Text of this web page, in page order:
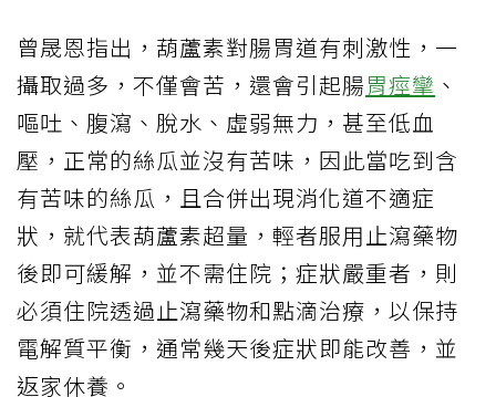
曾晟恩指出，葫蘆素對腸胃道有刺激性，一
攝取過多，不僅會苦，還會引起腸胃痙攣 、
嘔吐、腹瀉、脫水、虛弱無力，甚至低血
壓，正常的絲瓜並沒有苦味，因此當吃到含
有苦味的絲瓜，且合併出現消化道不適症
狀，就代表葫蘆素超量，輕者服用止瀉藥物
後即可緩解，並不需住院；症狀嚴重者，則
必須住院透過止瀉藥物和點滴治療，以保持
電解質平衡，通常幾天後症狀即能改善，並
返家休養。